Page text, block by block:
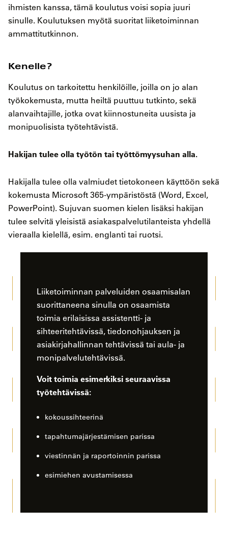
ihmisten kanssa, tämä koulutus voisi sopia juuri
sinulle. Koulutuksen myötä suoritat liiketoiminnan
ammattitutkinnon.
Kenelle?
Koulutus on tarkoitettu henkilöille, joilla on jo alan
työkokemusta, mutta heiltä puuttuu tutkinto, sekä
alanvaihtajille, jotka ovat kiinnostuneita uusista ja
monipuolisista työtehtävistä.
Hakijan tulee olla työtön tai työttömyysuhan alla.
Hakijalla tulee olla valmiudet tietokoneen käyttöön sekä
kokemusta Microsoft 365-ympäristöstä (Word, Excel,
PowerPoint). Sujuvan suomen kielen lisäksi hakijan
tulee selvitä yleisistä asiakaspalvelutilanteista yhdellä
vieraalla kielellä, esim. englanti tai ruotsi.
Liiketoiminnan palveluiden osaamisalan
suorittaneena sinulla on osaamista
toimia erilaisissa assistentti- ja
sihteeritehtävissä, tiedonohjauksen ja
asiakirjahallinnan tehtävissä tai aula- ja
monipalvelutehtävissä.
Voit toimia esimerkiksi seuraavissa
työtehtävissä:
kokoussihteerinä
tapahtumajärjestämisen parissa
viestinnän ja raportoinnin parissa
esimiehen avustamisessa